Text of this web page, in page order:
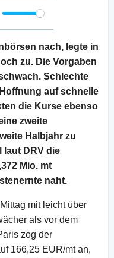
nach, legte in
zu. Die Vorgaben
Schlechte
auf schnelle
die Kurse ebenso
zweite
Halbjahr zu
laut DRV die
Mio. mt
naht.
mit leicht über
als vor dem
zog der
166,25 EUR/mt an,